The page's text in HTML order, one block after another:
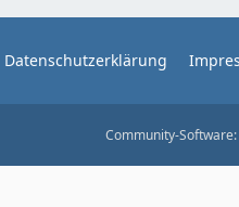
Datenschutzerklärung
Community-Software: